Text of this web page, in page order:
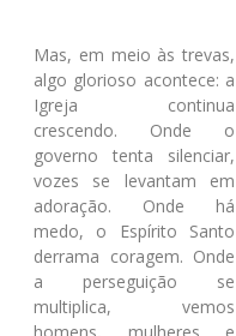
Mas, em meio às trevas,
algo glorioso acontece: a
Igreja continua
crescendo. Onde o
governo tenta silenciar,
vozes se levantam em
adoração. Onde há
medo, o Espírito Santo
derrama coragem. Onde
a perseguição se
multiplica, vemos
homens, mulheres e